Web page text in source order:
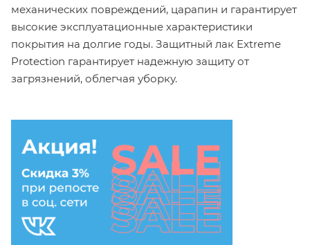
механических повреждений, царапин и гарантирует
высокие эксплуатационные характеристики
покрытия на долгие годы. Защитный лак Extreme
Protection гарантирует надежную защиту от
загрязнений, облегчая уборку.